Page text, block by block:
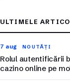
ULTIMELE
7 aug NOUTĂȚI
Rolul autentificării
cazino online pe